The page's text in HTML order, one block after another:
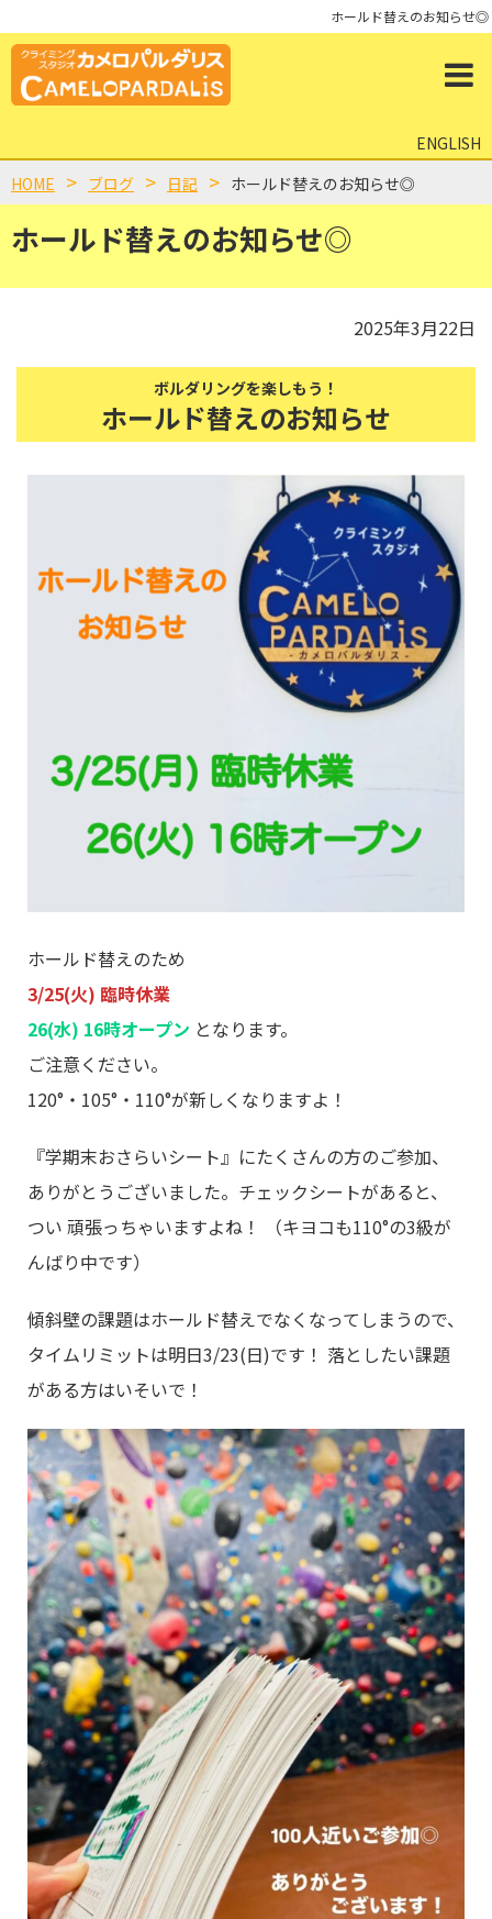
ホールド替えのお知らせ◎
ENGLISH
ホールド替えのお知らせ◎
HOME ブログ 日記 ホールド替えのお知らせ◎
2025年3月22日
ボルダリングを楽しもう！
ホールド替えのお知らせ
ホールド替えのため
3/25(火) 臨時休業
26(水) 16時オープン となります。
ご注意ください。
120°・105°・110°が新しくなりますよ！
『学期末おさらいシート』にたくさんの方のご参加、
ありがとうございました。チェックシートがあると、
つい 頑張っちゃいますよね！ （キヨコも110°の3級が
んばり中です）
傾斜壁の課題はホールド替えでなくなってしまうので、
タイムリミットは明日3/23(日)です！ 落としたい課題
がある方はいそいで！